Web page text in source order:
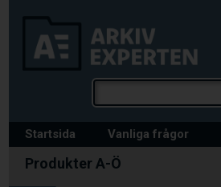
Startsida Vanliga frågor